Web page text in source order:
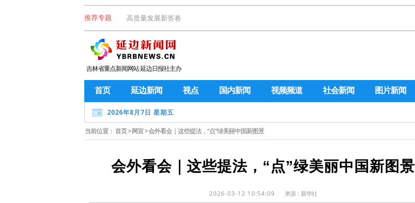
推荐专题 高质量发展新答卷
吉林省重点新闻网站 延边日报社主办
首页 延边新闻 视点 国内新闻 视频频道 社会新闻 图片新闻
2026年8月7日 星期五
当前位置： 首页>网宣> 会外看会｜这些提法，“点”绿美丽中国新图景
会外看会｜这些提法，“点”绿美丽中国新图景
2026-03-12 10:54:09 来源： 新华社